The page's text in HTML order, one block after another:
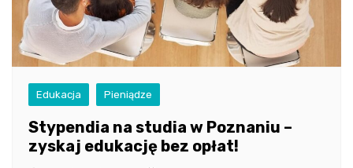
Edukacja Pieniądze
Stypendia na studia w Poznaniu –
zyskaj edukację bez opłat!